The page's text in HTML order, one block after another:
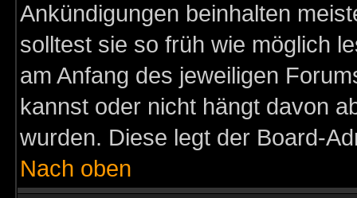
Ankündigungen beinhalten
solltest sie so früh wie möglich
am Anfang des jeweiligen
kannst oder nicht hängt davon
wurden. Diese legt der Board-
Nach oben